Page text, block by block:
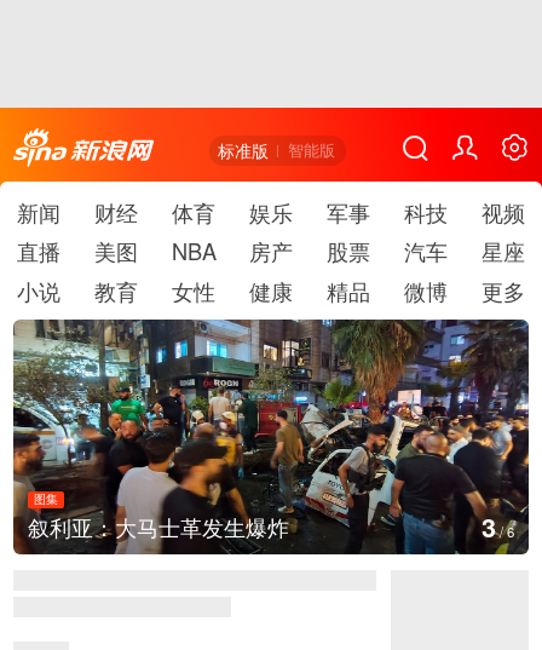
标准版 智能版
新闻 财经 体育 娱乐 军事 科技
视频
直播
美图 NBA 房产 股票 汽车
星座
小说
教育 女性 健康 精品 微博 更多
马士革发生爆炸
图集
云南弥勒
4/6